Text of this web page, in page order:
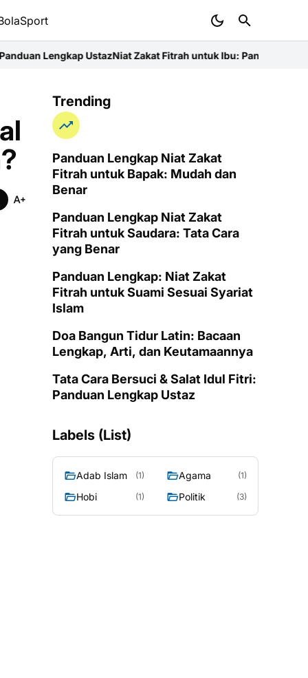
Niat Zakat Fitrah untuk Ibu: Panduan Lengkap dan Lafal
Trending
Panduan Lengkap Niat Zakat
Fitrah untuk Bapak: Mudah dan
Benar
Panduan Lengkap Niat Zakat
Fitrah untuk Saudara: Tata Cara
yang Benar
Panduan Lengkap: Niat Zakat
Fitrah untuk Suami Sesuai Syariat
Islam
Doa Bangun Tidur Latin: Bacaan
Lengkap, Arti, dan Keutamaannya
Tata Cara Bersuci & Salat Idul Fitri:
Panduan Lengkap Ustaz
Labels (List)
Adab Islam (1) Agama (1)
Hobi (1) Politik (3)